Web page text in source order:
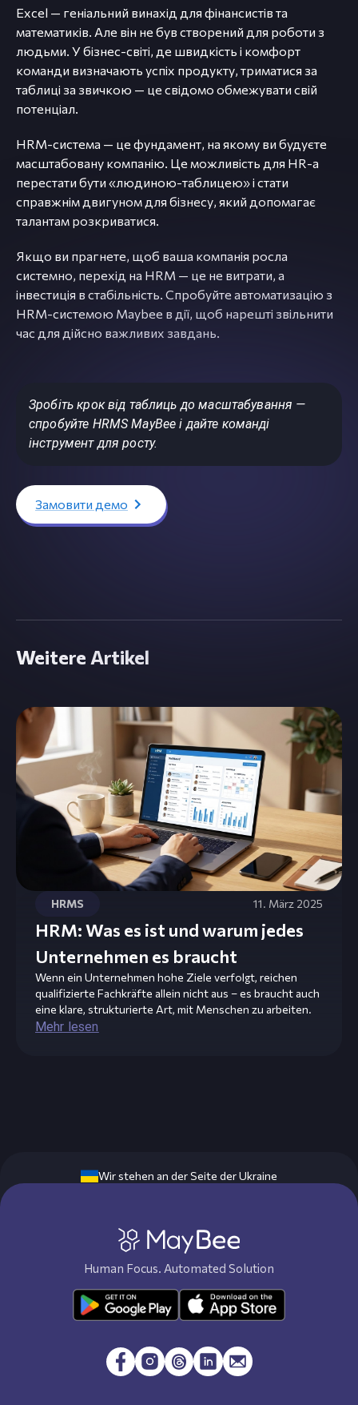
Excel — геніальний винахід для фінансистів та
математиків. Але він не був створений для роботи з
людьми. У бізнес-світі, де швидкість і комфорт
команди визначають успіх продукту, триматися за
таблиці за звичкою — це свідомо обмежувати свій
потенціал.
HRM-система — це фундамент, на якому ви будуєте
масштабовану компанію. Це можливість для HR-а
перестати бути «людиною-таблицею» і стати
справжнім двигуном для бізнесу, який допомагає
талантам розкриватися.
Якщо ви прагнете, щоб ваша компанія росла
системно, перехід на HRM — це не витрати, а
інвестиція в стабільність. Спробуйте автоматизацію з
HRM-системою Maybee в дії, щоб нарешті звільнити
час для дійсно важливих завдань.
Зробіть крок від таблиць до масштабування —
спробуйте HRMS MayBee і дайте команді
інструмент для росту.
Замовити демо
Weitere Artikel
HRMS 11. März 2025
HRM: Was es ist und warum jedes
Unternehmen es braucht
Wenn ein Unternehmen hohe Ziele verfolgt, reichen
qualifizierte Fachkräfte allein nicht aus – es braucht auch
eine klare, strukturierte Art, mit Menschen zu arbeiten.
Mehr lesen
Wir stehen an der Seite der Ukraine
Human Focus. Automated Solution